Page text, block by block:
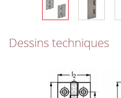
Dessins techniques